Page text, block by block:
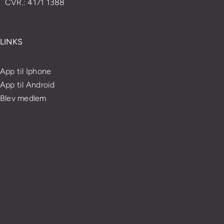
CVR.: 4171 1388
LINKS
App til Iphone
App til Android
Blev medlem